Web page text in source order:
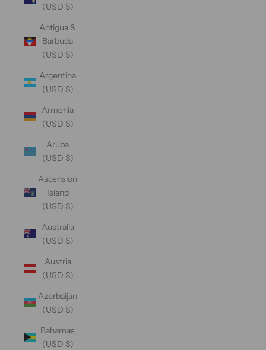
(USD $)
Antigua &
Barbuda
(USD $)
Argentina
(USD $)
Armenia
(USD $)
Aruba
(USD $)
Ascension
Island
(USD $)
Australia
(USD $)
Austria
(USD $)
Azerbaijan
(USD $)
Bahamas
(USD $)